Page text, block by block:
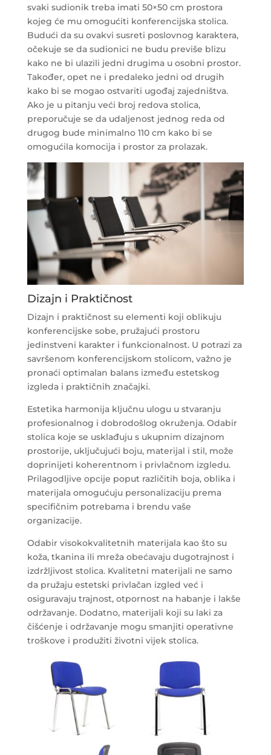
svaki sudionik treba imati 50×50 cm prostora
kojeg će mu omogućiti konferencijska stolica.
Budući da su ovakvi susreti poslovnog karaktera,
očekuje se da sudionici ne budu previše blizu
kako ne bi ulazili jedni drugima u osobni prostor.
Također, opet ne i predaleko jedni od drugih
kako bi se mogao ostvariti ugođaj zajedništva.
Ako je u pitanju veći broj redova stolica,
preporučuje se da udaljenost jednog reda od
drugog bude minimalno 110 cm kako bi se
omogućila komocija i prostor za prolazak.
Dizajn i Praktičnost
Dizajn i praktičnost su elementi koji oblikuju
konferencijske sobe, pružajući prostoru
jedinstveni karakter i funkcionalnost. U potrazi za
savršenom konferencijskom stolicom, važno je
pronaći optimalan balans između estetskog
izgleda i praktičnih značajki.
Estetika harmonija ključnu ulogu u stvaranju
profesionalnog i dobrodošlog okruženja. Odabir
stolica koje se usklađuju s ukupnim dizajnom
prostorije, uključujući boju, materijal i stil, može
doprinijeti koherentnom i privlačnom izgledu.
Prilagodljive opcije poput različitih boja, oblika i
materijala omogućuju personalizaciju prema
specifičnim potrebama i brendu vaše
organizacije.
Odabir visokokvalitetnih materijala kao što su
koža, tkanina ili mreža obećavaju dugotrajnost i
izdržljivost stolica. Kvalitetni materijali ne samo
da pružaju estetski privlačan izgled već i
osiguravaju trajnost, otpornost na habanje i lakše
održavanje. Dodatno, materijali koji su laki za
čišćenje i održavanje mogu smanjiti operativne
troškove i produžiti životni vijek stolica.